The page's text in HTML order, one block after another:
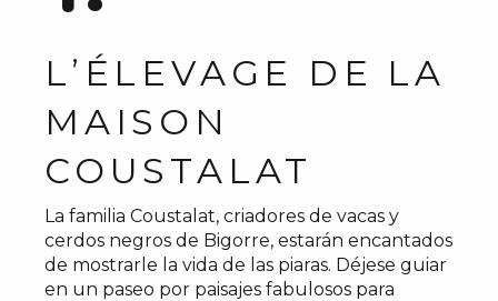
L’ÉLEVAGE DE LA
MAISON
COUSTALAT
La familia Coustalat, criadores de vacas y
cerdos negros de Bigorre, estarán encantados
de mostrarle la vida de las piaras. Déjese guiar
en un paseo por paisajes fabulosos para